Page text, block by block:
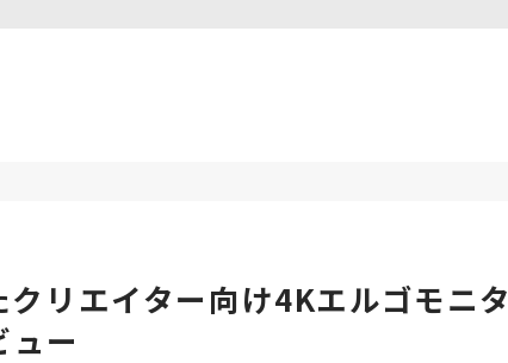
リエイター向け4Kエルゴモニタ
ー